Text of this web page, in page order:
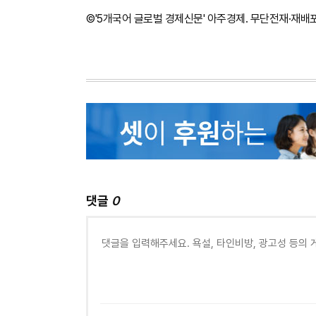
©'5개국어 글로벌 경제신문' 아주경제. 무단전재·재배
댓글 0